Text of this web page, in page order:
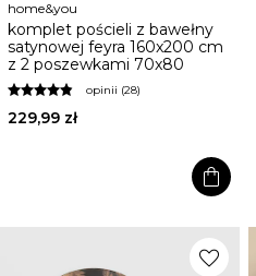
home&you
komplet pościeli z bawełny
satynowej feyra 160x200 cm
z 2 poszewkami 70x80
opinii (28)
229,99 zł
shopping_bag
favorite